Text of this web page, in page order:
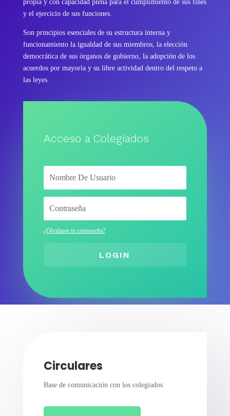
propia y con capacidad plena para el cumplimiento de sus fines
y el ejercicio de sus funciones.
Son principios esenciales de su estructura interna y
funcionamiento la igualdad de sus miembros, la elección
democrática de sus órganos de gobierno, la adopción de los
acuerdos por mayoría y su libre actividad dentro del respeto a
las leyes.
Acceso a Colegiados
¿Olvidaste tu contraseña?
LOGIN
Circulares
Base de comunicación con los colegiados